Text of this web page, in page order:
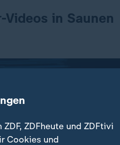
in Saunen
ZDFheute und ZDFtivi
Cookies und